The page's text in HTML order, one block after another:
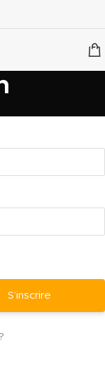
S’inscrire